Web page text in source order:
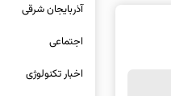
آذربایجان شرقی
اجتماعی
اخبار تکنولوژی